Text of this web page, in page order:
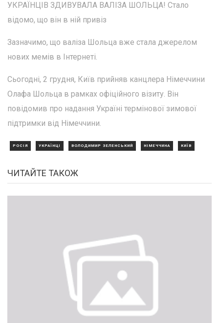
УКРАЇНЦІВ ЗДИВУВАЛА ВАЛІЗА ШОЛЬЦА! Стало
відомо, що він в ній привіз
Зазначимо, що валіза Шольца вже стала джерелом
нових мемів в Інтернеті.
Сьогодні, 2 грудня, Київ прийняв канцлера Німеччини
Олафа Шольца в рамках офіційного візиту. Він
повідомив про надання Україні термінової зимової
підтримки від Німеччини.
РОСІЯ УКРАЇНЦІ ВОЛОДИМИР ЗЕЛЕНСЬКИЙ НІМЕЧЧИНА КИЇВ
ЧИТАЙТЕ ТАКОЖ